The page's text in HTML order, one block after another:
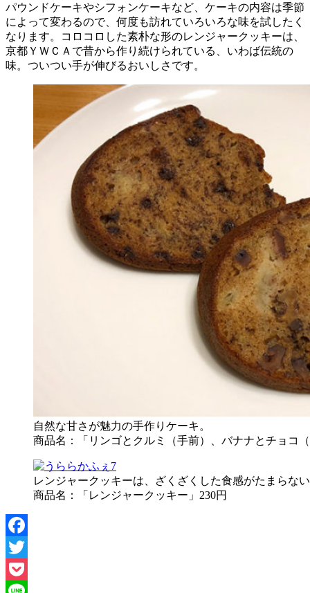
パウンドケーキやシフォンケーキなど、ケーキの内容は季節
によって変わるので、何度も訪れていろいろな味を試したく
なります。コロコロした素朴な形のレンジャークッキーは、
京都ＹＷＣＡで昔から作り続けられている、いわば伝統の
味。ついつい手が伸びるおいしさです。
自然な甘さが魅力の手作りケーキ。
商品名：「リンゴとクルミ（手前）、バナナとチョコ
レンジャークッキーは、ざくざくした食感がたまらな
商品名：「レンジャークッキー」230円
Facebook
Twitter